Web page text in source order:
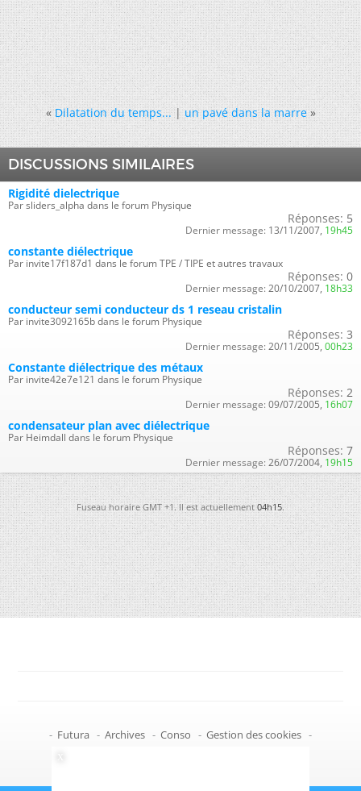
« Dilatation du temps...|un pavé dans la marre »
DISCUSSIONS SIMILAIRES
Rigidité dielectrique
Par sliders_alpha dans le forum Physique
Réponses: 5
Dernier message: 13/11/2007, 19h45
constante diélectrique
Par invite17f187d1 dans le forum TPE / TIPE et autres travaux
Réponses: 0
Dernier message: 20/10/2007, 18h33
conducteur semi conducteur ds 1 reseau cristalin
Par invite3092165b dans le forum Physique
Réponses: 3
Dernier message: 20/11/2005, 00h23
Constante diélectrique des métaux
Par invite42e7e121 dans le forum Physique
Réponses: 2
Dernier message: 09/07/2005, 16h07
condensateur plan avec diélectrique
Par Heimdall dans le forum Physique
Réponses: 7
Dernier message: 26/07/2004, 19h15
Fuseau horaire GMT +1. Il est actuellement04h15.
- Futura - Archives - Conso - Gestion des cookies -